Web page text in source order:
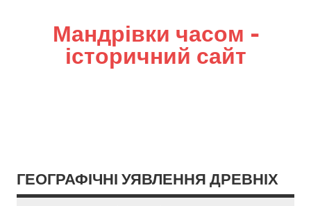
Мандрівки часом –
історичний сайт
ГЕОГРАФІЧНІ УЯВЛЕННЯ ДРЕВНІХ